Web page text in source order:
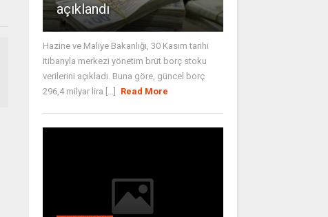
açıklandı
Hazine ve Maliye Bakanlığı, 30 Kasım tarihi
itibarıyla merkezi yönetim brüt borç stoku
verilerini açıkladı. Buna göre, güncel borç
296,4 milyar lira [...]
Read More